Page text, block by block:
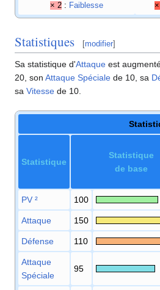
× 2 : Faiblesse
Statistiques [modifier]
Sa statistique d'Attaque est
20, son Attaque Spéciale de 10, sa
sa Vitesse de 10.
Statistique
Statistique
de base
PV ² 100
Attaque 150
Défense 110
Attaque
Spéciale
95